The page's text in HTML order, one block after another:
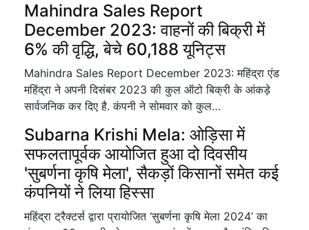
Mahindra Sales Report
December 2023: वाहनों की बिक्री में
6% की वृद्धि, बेचे 60,188 यूनिट्स
Mahindra Sales Report December 2023: महिंद्रा एंड
महिंद्रा ने अपनी दिसंबर 2023 की कुल ऑटो बिक्री के आंकड़े
सार्वजनिक कर दिए है. कंपनी ने सोमवार को कुल…
Subarna Krishi Mela: ओड़िसा में
सफलतापूर्वक आयोजित हुआ दो दिवसीय
'सुबर्णना कृषि मेला', सैकड़ों किसानों समेत कई
कंपनियों ने लिया हिस्सा
महिंद्रा ट्रैक्टर्स द्वारा प्रायोजित ‘सुबर्णना कृषि मेला 2024’ का